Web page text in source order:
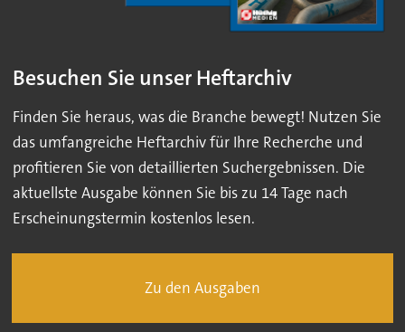
Besuchen Sie unser Heftarchiv
Finden Sie heraus, was die Branche bewegt! Nutzen Sie
das umfangreiche Heftarchiv für Ihre Recherche und
profitieren Sie von detaillierten Suchergebnissen. Die
aktuellste Ausgabe können Sie bis zu 14 Tage nach
Erscheinungstermin kostenlos lesen.
Zu den Ausgaben